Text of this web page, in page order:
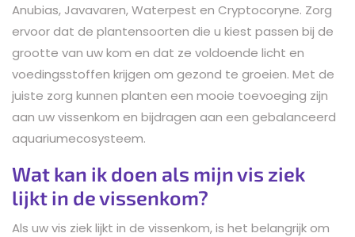
Anubias, Javavaren, Waterpest en Cryptocoryne. Zorg
ervoor dat de plantensoorten die u kiest passen bij de
grootte van uw kom en dat ze voldoende licht en
voedingsstoffen krijgen om gezond te groeien. Met de
juiste zorg kunnen planten een mooie toevoeging zijn
aan uw vissenkom en bijdragen aan een gebalanceerd
aquariumecosysteem.
Wat kan ik doen als mijn vis ziek
lijkt in de vissenkom?
Als uw vis ziek lijkt in de vissenkom, is het belangrijk om